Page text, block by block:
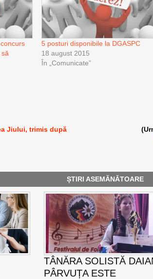
5 posturi disponibile la DGASPC
18 august 2015
În „Comunicate”
Jiului, trimis după
ȘTIRI ASEMĂNĂTOARE
TÂNĂRA SOLISTĂ
PÂRVUȚA ESTE